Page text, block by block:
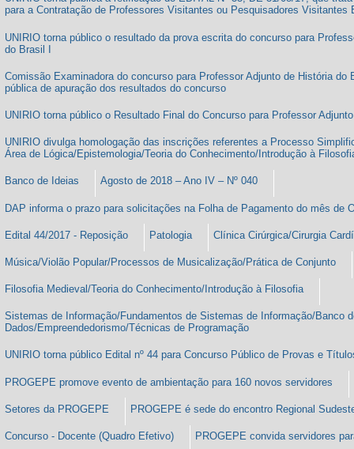
UNIRIO torna pública a retificação do EDITAL Nº 35, DE 31/08/17, que
para a Contratação de Professores Visitantes ou Pesquisadores Visitantes
UNIRIO torna público o resultado da prova escrita do concurso para
Comissão Examinadora do concurso para Professor Adjunto de História do
pública de apuração dos resultados do concurso
UNIRIO torna público o Resultado Final do Concurso para Professor
UNIRIO divulga homologação das inscrições referentes a Processo
Área de Lógica/Epistemologia/Teoria do Conhecimento/Introdução à
Agosto de 2018 – Ano IV – Nº 040
DAP informa o prazo para solicitações na Folha de Pagamento do mês de
Edital 44/2017 - Reposição Patologia Clínica Cirúrgica/Cirurgia
Música/Violão Popular/Processos de Musicalização/Prática de Conjunto
Filosofia Medieval/Teoria do Conhecimento/Introdução à Filosofia
Sistemas de Informação/Fundamentos de Sistemas de Informação/Banco
Dados/Empreendedorismo/Técnicas de Programação
UNIRIO torna público Edital nº 44 para Concurso Público de Provas e
PROGEPE promove evento de ambientação para 160 novos servidores
PROGEPE é sede do encontro Regional
Concurso - Docente (Quadro Efetivo) PROGEPE convida servidores